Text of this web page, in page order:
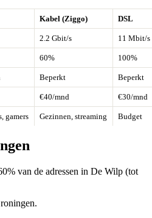
Kabel (Ziggo) DSL
2.2 Gbit/s 11 Mbit/s
60% 100%
Beperkt Beperkt
€40/mnd €30/mnd
gamers Gezinnen, streaming Budget
van de adressen in De Wilp (tot